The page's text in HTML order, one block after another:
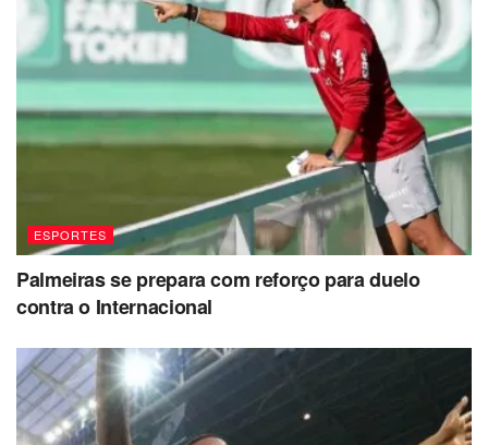
ESPORTES
Palmeiras se prepara com reforço para duelo
contra o Internacional